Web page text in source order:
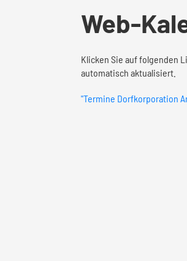
Web-
Klicken Sie auf folgenden
automatisch aktualisiert.
"Termine Dorfkorporation